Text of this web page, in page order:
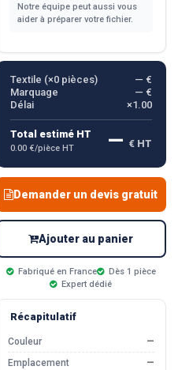
Notre équipe peut aussi vous
aider à préparer votre fichier.
Textile (×0pièces)
— €
Marquage
— €
Délai
×1.00
Total estimé HT
0.00 €/pièce HT — € HT
Demander un devis gratuit
Ajouter au panier
Fabriqué en France
Dès 1 pièce
Expert dédié
Récapitulatif
Couleur
—
Emplacement
—